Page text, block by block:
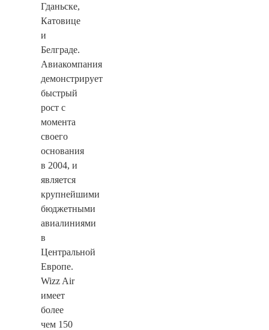
Гданьске,
Катовице
и
Белграде.
Авиакомпания
демонстрирует
быстрый
рост с
момента
своего
основания
в 2004, и
является
крупнейшими
бюджетными
авиалиниями
в
Центральной
Европе.
Wizz Air
имеет
более
чем 150